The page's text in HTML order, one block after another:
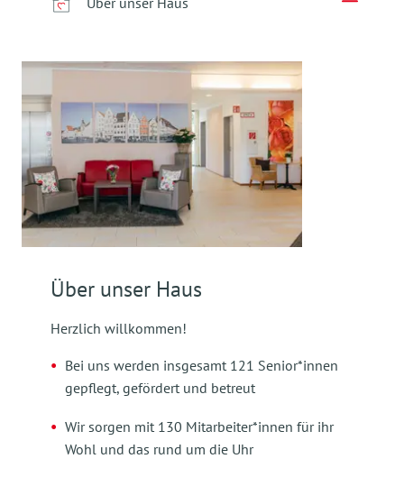
Über unser Haus
Herzlich willkommen!
Bei uns werden insgesamt 121 Senior*innen
gepflegt, gefördert und betreut
Wir sorgen mit 130 Mitarbeiter*innen für ihr
Wohl und das rund um die Uhr